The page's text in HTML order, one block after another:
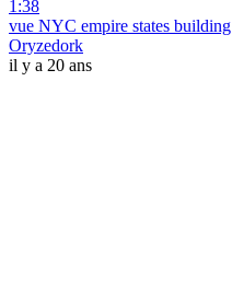
1:38
vue NYC empire states building
Oryzedork
il y a 20 ans